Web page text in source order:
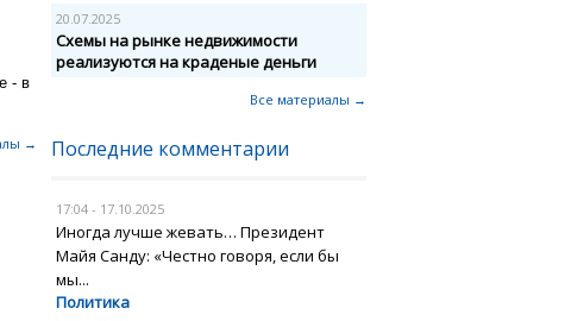
- в
→
20.07.2025
Схемы на рынке недвижимости
реализуются на краденые деньги
Все материалы →
Последние комментарии
17:04 - 17.10.2025
Иногда лучше жевать… Президент
Майя Санду: «Честно говоря, если бы
мы...
Политика